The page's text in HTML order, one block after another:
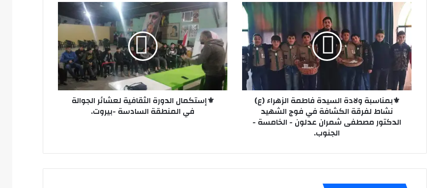
⚜️بمناسبة
ولادة
السيدة
فاطمة
الزهراء
(ع)
نشاط
لفرقة
الكشافة
الشهيد
شمران
-
الخامسة
⚜️بمناسبة ولادة السيدة فاطمة الزهراء (ع)
نشاط لفرقة الكشافة في فوج الشهيد
الدكتور مصطفى شمران عدلون - الخامسة -
الجنوب.
⚜️إستكمال
الدورة
الثقافية
لعشائر
الجوالة
في
المنطقة
السادسة
-بيروت.
⚜️إستكمال الدورة الثقافية لعشائر الجوالة
في المنطقة السادسة -بيروت.